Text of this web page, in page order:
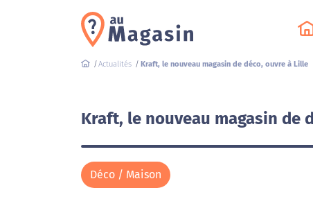
Actualités Kraft, le nouveau magasin de déco, ouvre à Lille
Kraft, le nouveau magasin de
Déco / Maison